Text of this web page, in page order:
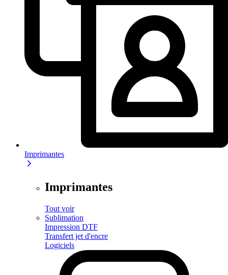
Imprimantes
Imprimantes
Tout voir
Sublimation
Impression DTF
Transfert jet d'encre
Logiciels